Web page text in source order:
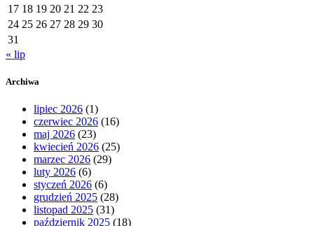
17 18 19 20 21 22 23
24 25 26 27 28 29 30
31
« lip
Archiwa
lipiec 2026 (1)
czerwiec 2026 (16)
maj 2026 (23)
kwiecień 2026 (25)
marzec 2026 (29)
luty 2026 (6)
styczeń 2026 (6)
grudzień 2025 (28)
listopad 2025 (31)
październik 2025 (18)